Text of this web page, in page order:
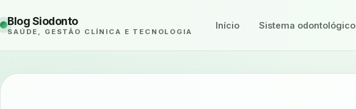
Blog Siodonto
SAÚDE, GESTÃO CLÍNICA E TECNOLOGIA
Início Sistema odontológico